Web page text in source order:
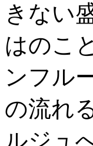
きない
はのこ
ンフル
の流れ
ルジュ